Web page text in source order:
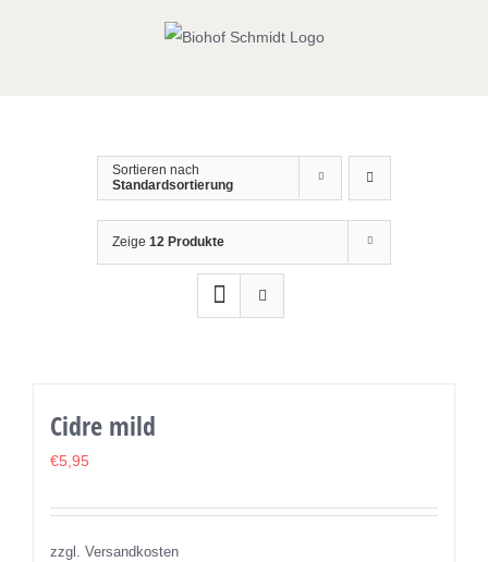
Sortieren nach
Standardsortierung
Zeige 12 Produkte
Cidre mild
€5,95
zzgl. Versandkosten